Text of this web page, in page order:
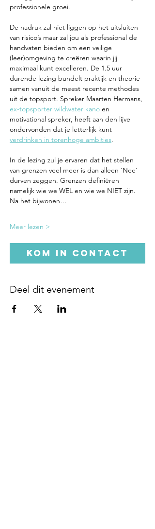
professionele groei.
De nadruk zal niet liggen op het uitsluiten
van risico’s maar zal jou als professional de
handvaten bieden om een veilige
(leer)omgeving te creëren waarin jij
maximaal kunt excelleren. De 1.5 uur
durende lezing bundelt praktijk en theorie
samen vanuit de meest recente methodes
uit de topsport. Spreker Maarten Hermans,
ex-topsporter wildwater kano en
motivational spreker, heeft aan den lijve
ondervonden dat je letterlijk kunt
verdrinken in torenhoge ambities.
In de lezing zul je ervaren dat het stellen
van grenzen veel meer is dan alleen 'Nee'
durven zeggen. Grenzen definiëren
namelijk wie we WEL en wie we NIET zijn.
Na het bijwonen…
Meer lezen >
Kom in contact
Deel dit evenement